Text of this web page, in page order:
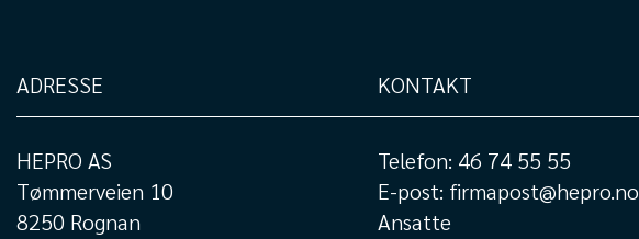
ADRESSE
HEPRO AS
Tømmerveien 10
8250 Rognan
KONTAKT
Telefon: 46 74 55 55
E-post: firmapost@hepro.no
Ansatte